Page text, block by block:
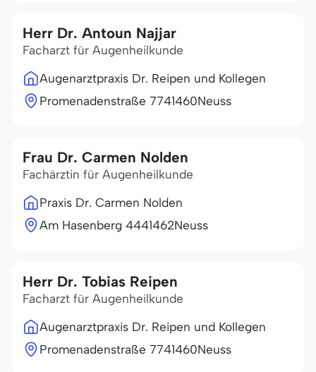
Herr Dr. Antoun Najjar
Facharzt für Augenheilkunde
Augenarztpraxis Dr. Reipen und Kollegen
Promenadenstraße 7741460Neuss
Frau Dr. Carmen Nolden
Fachärztin für Augenheilkunde
Praxis Dr. Carmen Nolden
Am Hasenberg 4441462Neuss
Herr Dr. Tobias Reipen
Facharzt für Augenheilkunde
Augenarztpraxis Dr. Reipen und Kollegen
Promenadenstraße 7741460Neuss